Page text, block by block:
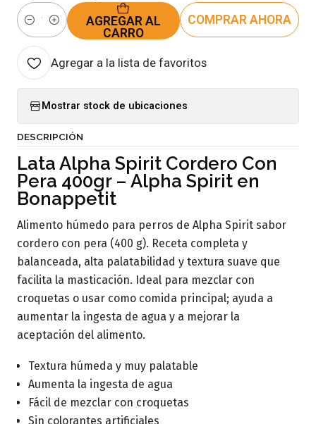
Cantidad
AGREGAR AL
CARRO
COMPRAR AHORA
Agregar a la lista de favoritos
Mostrar stock de ubicaciones
DESCRIPCIÓN
Lata Alpha Spirit Cordero Con
Pera 400gr – Alpha Spirit en
Bonappetit
Alimento húmedo para perros de Alpha Spirit sabor
cordero con pera (400 g). Receta completa y
balanceada, alta palatabilidad y textura suave que
facilita la masticación. Ideal para mezclar con
croquetas o usar como comida principal; ayuda a
aumentar la ingesta de agua y a mejorar la
aceptación del alimento.
Textura húmeda y muy palatable
Aumenta la ingesta de agua
Fácil de mezclar con croquetas
Sin colorantes artificiales